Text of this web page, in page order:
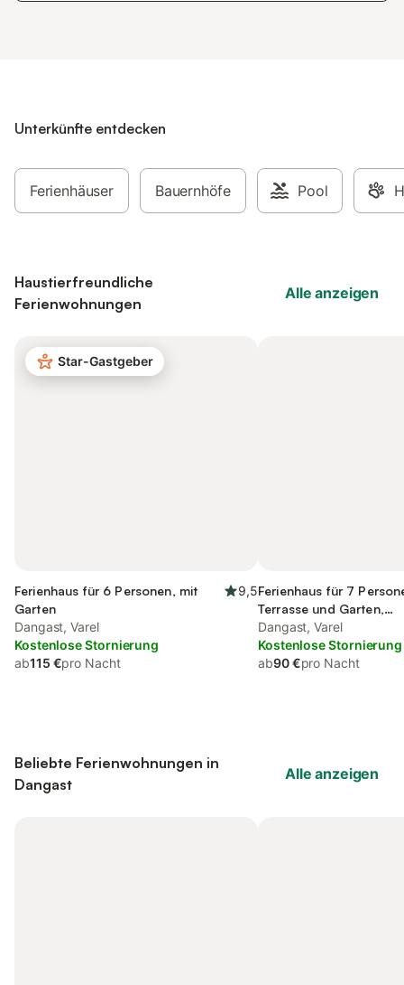
Unterkünfte entdecken
Ferienhäuser Bauernhöfe Pool
Haustierfreundliche
Ferienwohnungen
Alle anzeigen
Star-Gastgeber
Ferienhaus für 6 Personen, mit
Garten
9,5
Dangast, Varel
Kostenlose Stornierung
ab115 €pro Nacht
Ferienhaus für 7
Terrasse und Garten,
kinderfreundlich
Dangast, Varel
Kostenlose Stornierung
ab90 €pro Nacht
Beliebte Ferienwohnungen in
Dangast
Alle anzeigen